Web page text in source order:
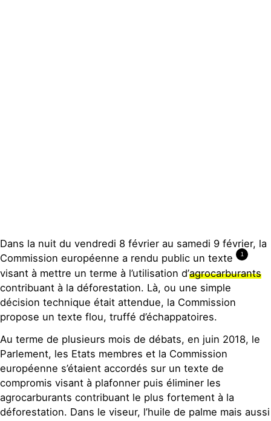
Dans la nuit du vendredi 8 février au samedi 9 février, la
Commission européenne a rendu public un texte
1
visant à mettre un terme à l’utilisation d’agrocarburants
contribuant à la déforestation. Là, ou une simple
décision technique était attendue, la Commission
propose un texte flou, truffé d’échappatoires.
Au terme de plusieurs mois de débats, en juin 2018, le
Parlement, les Etats membres et la Commission
européenne s’étaient accordés sur un texte de
compromis visant à plafonner puis éliminer les
agrocarburants contribuant le plus fortement à la
déforestation. Dans le viseur, l’huile de palme mais aussi